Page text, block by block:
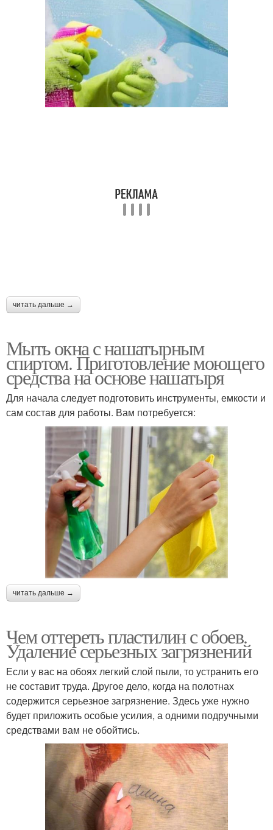
читать дальше →
Мыть окна с нашатырным
спиртом. Приготовление моющего
средства на основе нашатыря
Для начала следует подготовить инструменты, емкости и
сам состав для работы. Вам потребуется:
читать дальше →
Чем оттереть пластилин с обоев.
Удаление серьезных загрязнений
Если у вас на обоях легкий слой пыли, то устранить его
не составит труда. Другое дело, когда на полотнах
содержится серьезное загрязнение. Здесь уже нужно
будет приложить особые усилия, а одними подручными
средствами вам не обойтись.